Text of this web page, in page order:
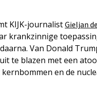
KIJK-journalist Gieljan
krankzinnige
Van Donald
te blazen met een
en de